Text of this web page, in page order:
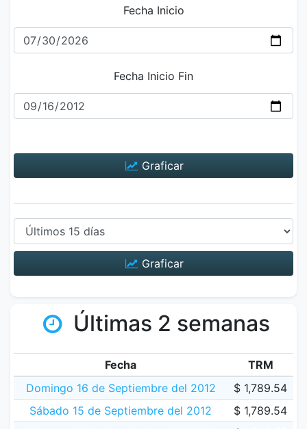
Fecha Inicio
Fecha Inicio Fin
Graficar
Graficar
Últimas 2 semanas
Fecha
TRM
Domingo 16 de Septiembre del 2012
$ 1,789.54
Sábado 15 de Septiembre del 2012
$ 1,789.54